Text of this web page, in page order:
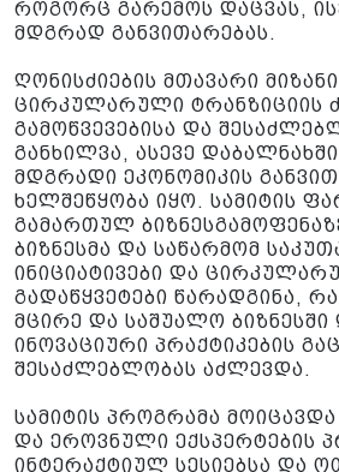
როგორც გარემოს დაცვას,
მდგრად განვითარებას.
ღონისძიების მთავარი
ცირკულარული ტრანზიციის
გამოწვევებისა და
განხილვა, ასევე
მდგრადი ეკონომიკის
ხელშეწყობა იყო. სამიტის
გამართულ
ბიზნესმა და საწარმომ
ინიციატივები და
გადაწყვეტები წარადგინა,
მცირე და საშუალო
ინოვაციური პრაქტიკების
შესაძლებლობას აძლევდა.
სამიტის პროგრამა
და ეროვნული ექსპერტების
ინტერაქტიულ სესიებსა და